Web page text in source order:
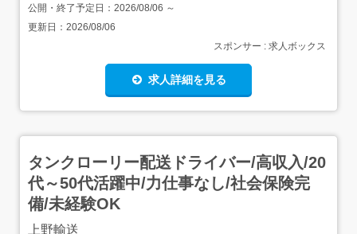
公開・終了予定日： 2026/08/06 ～
更新日： 2026/08/06
スポンサー : 求人ボックス
求人詳細を見る
タンクローリー配送ドライバー/高収入/20
代～50代活躍中/力仕事なし/社会保険完
備/未経験OK
上野輸送